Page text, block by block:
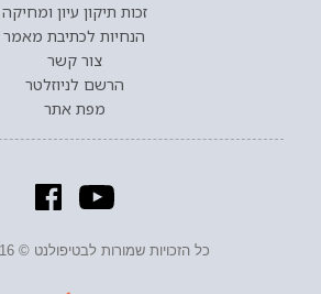
זכות תיקון עיון ומחיקה
הנחיות לכתיבת מאמר
צור קשר
הרשם לניוזלטר
מפת אתר
כל הזכויות שמורות לבטיפולנט © 2016 - 2026